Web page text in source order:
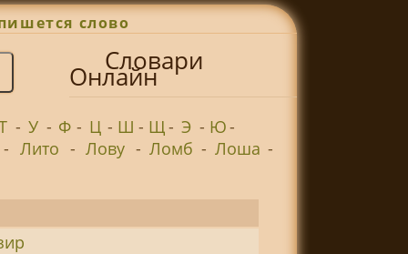
слово
Словари
Онлайн
- У - Ф - Ц - Ш - Щ- Э - Ю-
- Лито - Лову - Ломб - Лоша -